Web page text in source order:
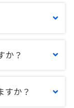
か？
すか？